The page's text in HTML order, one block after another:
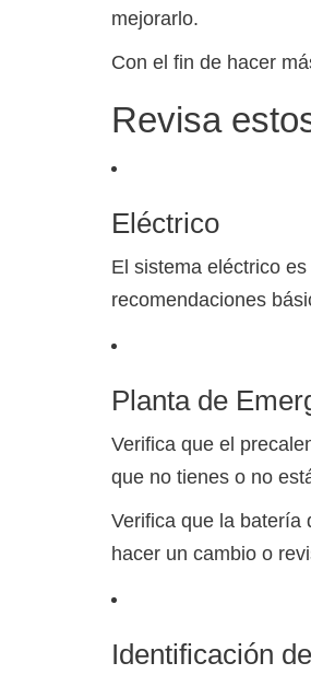
mejorarlo.
Con el fin de hacer
Revisa
Eléctrico
El sistema eléctrico
recomendaciones
Planta de
Verifica que el
que no tienes o no
Verifica que la batería
hacer un cambio o
Identificación